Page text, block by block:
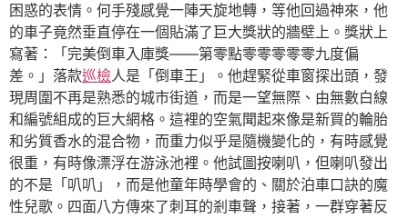
困惑的表情。何手殘感覺一陣天旋地轉，等他回過神來，他
的車子竟然垂直停在一個貼滿了巨大獎狀的牆壁上。獎狀上
寫著：「完美倒車入庫獎——第零點零零零零零九度偏
差。」落款巡檢人是「倒車王」。他趕緊從車窗探出頭，發
現周圍不再是熟悉的城市街道，而是一望無際、由無數白線
和編號組成的巨大網格。這裡的空氣聞起來像是新買的輪胎
和劣質香水的混合物，而重力似乎是隨機變化的，有時感覺
很重，有時像漂浮在游泳池裡。他試圖按喇叭，但喇叭發出
的不是「叭叭」，而是他童年時學會的、關於泊車口訣的魔
性兒歌。四面八方傳來了刺耳的剎車聲，接著，一群穿著反